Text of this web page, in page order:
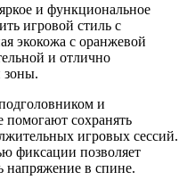
и функциональное
игровой стиль с
экокожа с оранжевой
и отлично
зоны.
и
сохранять
игровых сессий.
фиксации позволяет
напряжение в спине.